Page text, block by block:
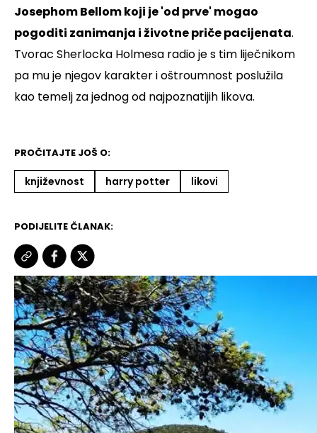
Josephom Bellom koji je 'od prve' mogao
pogoditi zanimanja i životne priče pacijenata.
Tvorac Sherlocka Holmesa radio je s tim liječnikom
pa mu je njegov karakter i oštroumnost poslužila
kao temelj za jednog od najpoznatijih likova.
PROČITAJTE JOŠ O:
književnost harry potter likovi
PODIJELITE ČLANAK: